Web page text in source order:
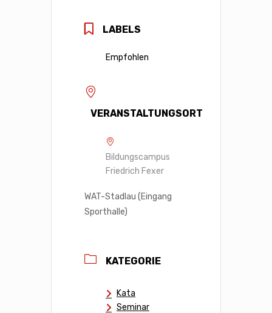
LABELS
Empfohlen
VERANSTALTUNGSORT
Bildungscampus
Friedrich Fexer
WAT-Stadlau (Eingang
Sporthalle)
KATEGORIE
Kata
Seminar